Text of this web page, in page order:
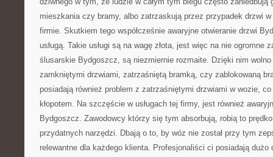
mieszkania czy bramy, albo zatrzaskują przez przypadek drzwi
firmie. Skutkiem tego współcześnie awaryjne otwieranie drzwi
usługą. Takie usługi są na wagę złota, jest więc na nie ogromne
ślusarskie Bydgoszcz, są niezmiernie rozmaite. Dzięki nim
zamkniętymi drzwiami, zatrzaśniętą bramką, czy zablokowaną
posiadają również problem z zatrzaśniętymi drzwiami w wozie,
kłopotem. Na szczęście w usługach tej firmy, jest również
Bydgoszcz. Zawodowcy którzy się tym absorbują, robią to
przydatnych narzędzi. Dbają o to, by wóz nie został przy tym
relewantne dla każdego klienta. Profesjonaliści ci posiadają dużo